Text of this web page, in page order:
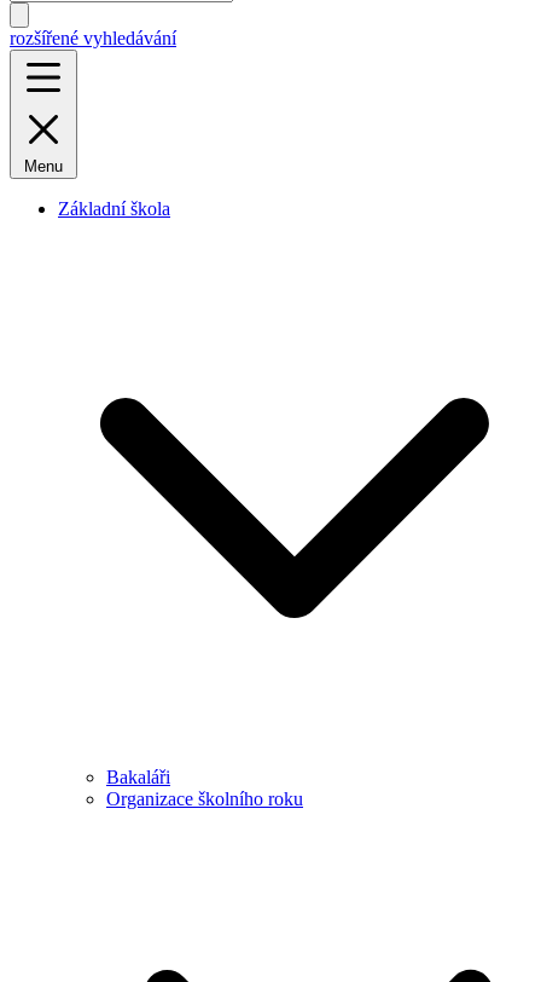
rozšířené vyhledávání
Menu
Základní škola
Bakaláři
Organizace školního roku